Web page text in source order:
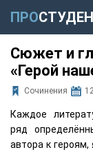
ПРО
Сюжет и
«Герой
Сочинения
Каждое
ряд
автора к